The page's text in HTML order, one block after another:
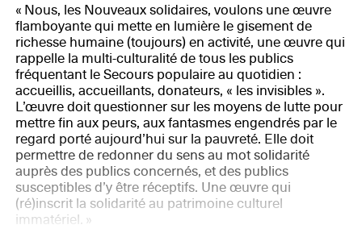
« Nous, les Nouveaux solidaires, voulons une œuvre
flamboyante qui mette en lumière le gisement de
richesse humaine (toujours) en activité, une œuvre qui
rappelle la multi-culturalité de tous les publics
fréquentant le Secours populaire au quotidien :
accueillis, accueillants, donateurs, « les invisibles ».
L’œuvre doit questionner sur les moyens de lutte pour
mettre fin aux peurs, aux fantasmes engendrés par le
regard porté aujourd’hui sur la pauvreté. Elle doit
permettre de redonner du sens au mot solidarité
auprès des publics concernés, et des publics
susceptibles d’y être réceptifs. Une œuvre qui
(ré)inscrit la solidarité au patrimoine culturel
immatériel. »